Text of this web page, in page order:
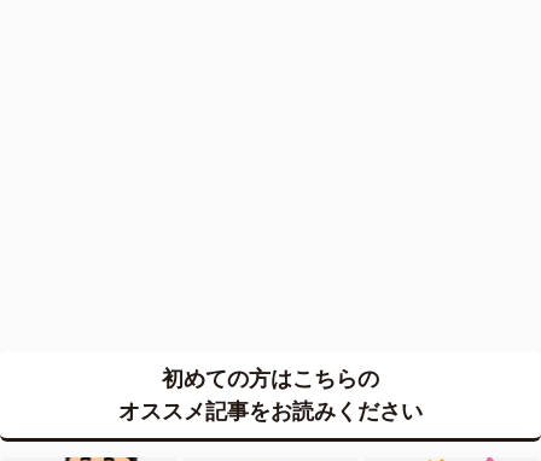
初めての方はこちらの
オススメ記事をお読みください